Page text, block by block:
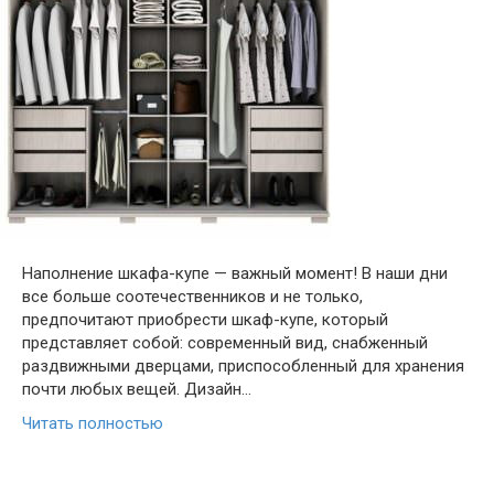
Наполнение шкафа-купе — важный момент! В наши дни
все больше соотечественников и не только,
предпочитают приобрести шкаф-купе, который
представляет собой: современный вид, снабженный
раздвижными дверцами, приспособленный для хранения
почти любых вещей. Дизайн…
Читать полностью